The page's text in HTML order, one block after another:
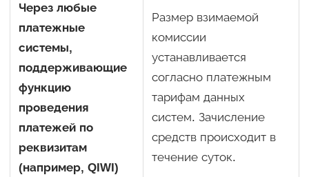
Через любые
платежные
системы,
поддерживающие
функцию
проведения
платежей по
реквизитам
(например, QIWI)
Размер взимаемой
комиссии
устанавливается
согласно платежным
тарифам данных
систем. Зачисление
средств происходит в
течение суток.